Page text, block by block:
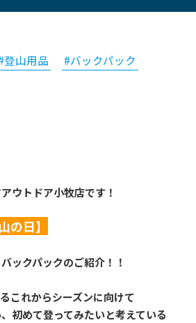
登山用品
#バックパック
ウトドア小牧店です！
の日】
ックパックのご紹介！！
これからシーズンに向けて
初めて登ってみたいと考えている